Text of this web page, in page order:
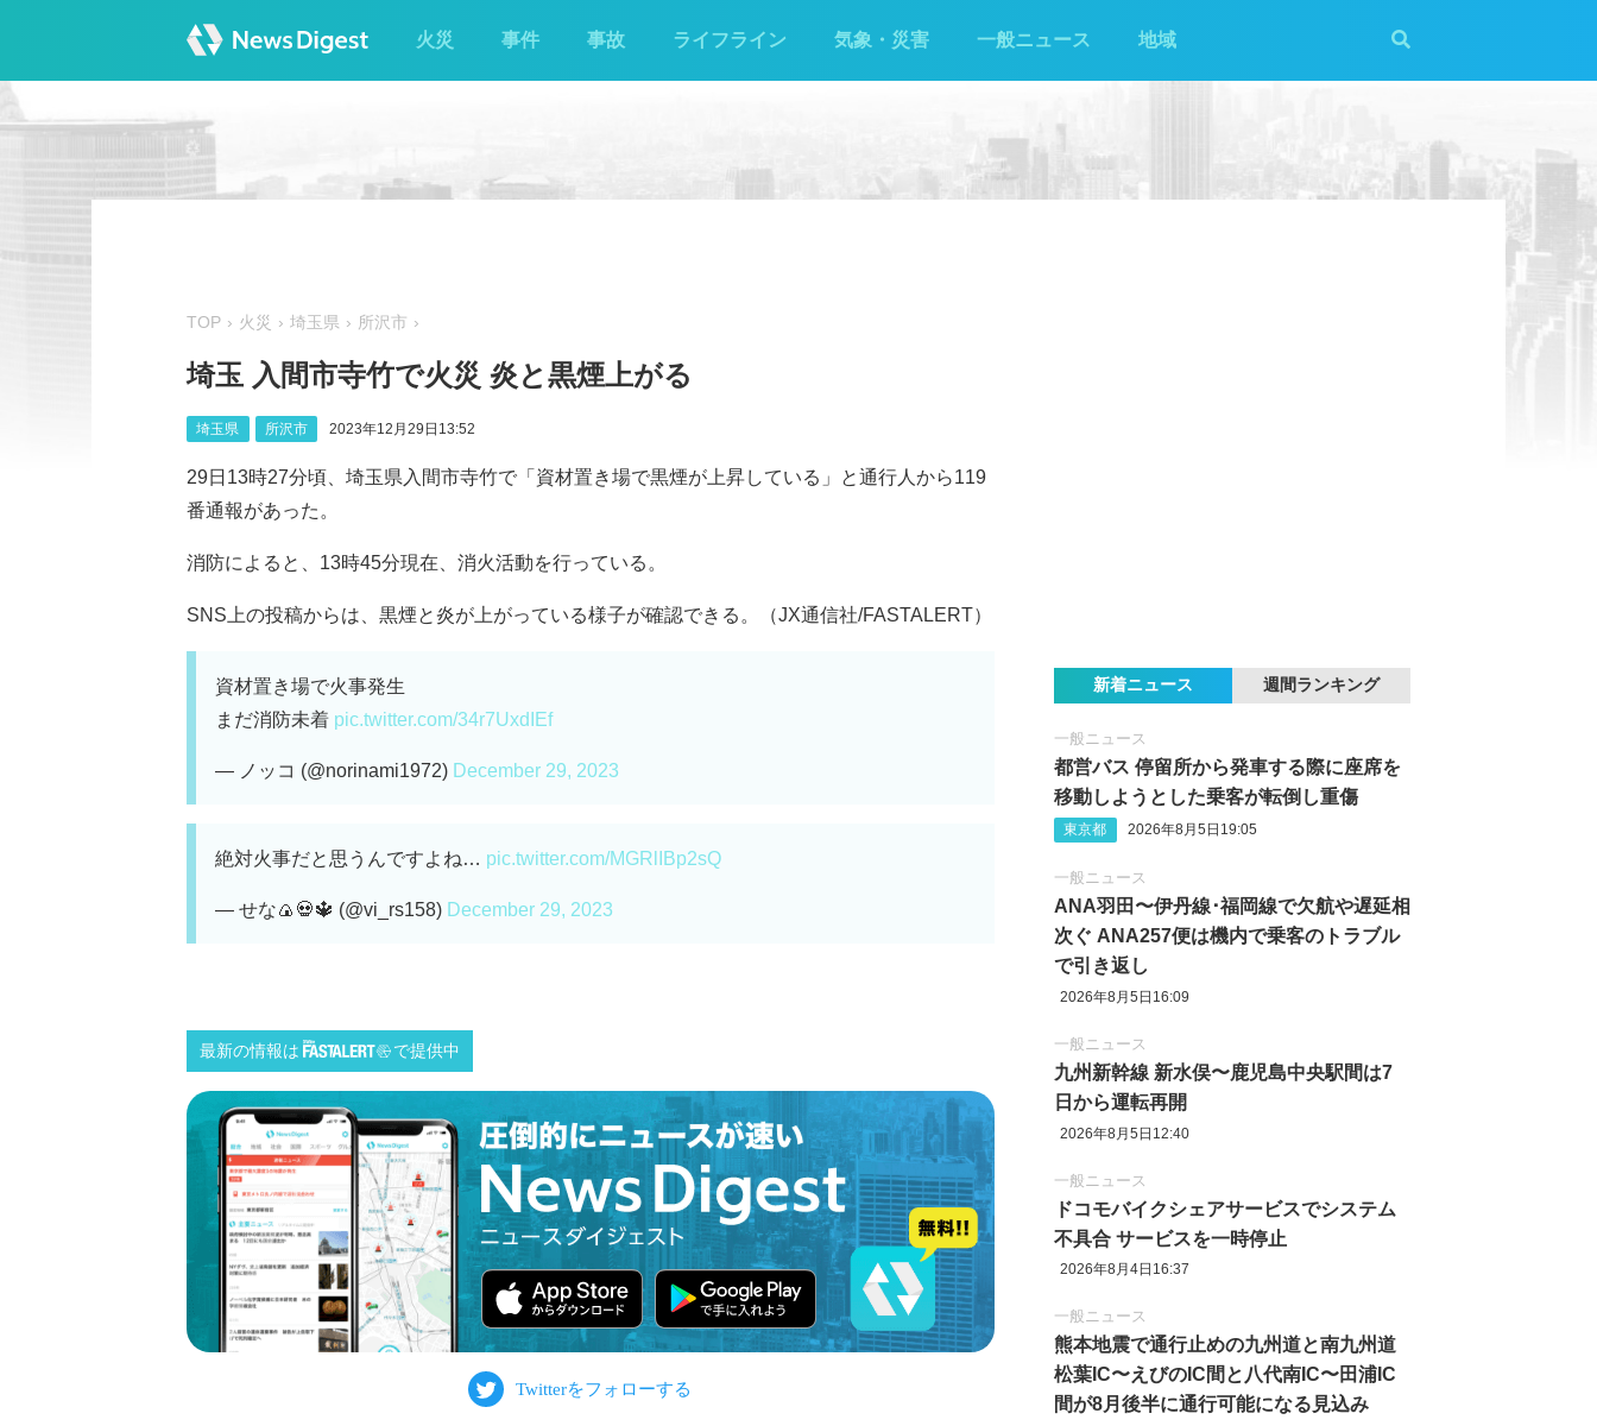
火災 事件 事故 ライフライン 気象・災害 一般ニュース 地域
TOP 火災 埼玉県 所沢市
埼玉 入間市寺竹で火災 炎と黒煙上がる
埼玉県 所沢市 2023年12月29日13:52
29日13時27分頃、埼玉県入間市寺竹で「資材置き場で黒煙が上昇している」と通行人から119
番通報があった。
消防によると、13時45分現在、消火活動を行っている。
SNS上の投稿からは、黒煙と炎が上がっている様子が確認できる。（JX通信社/FASTALERT）
資材置き場で火事発生
まだ消防未着 pic.twitter.com/34r7UxdIEf
— ノッコ (@norinami1972) December 29, 2023
絶対火事だと思うんですよね… pic.twitter.com/MGRlIBp2sQ
— せな🍙💀🔱 (@vi_rs158) December 29, 2023
最新の情報は で提供中
新着ニュース 週間ランキング
一般ニュース
都営バス 停留所から発車する際に座席を
移動しようとした乗客が転倒し重傷
東京都 2026年8月5日19:05
一般ニュース
ANA羽田〜伊丹線･福岡線で欠航や遅延相
次ぐ ANA257便は機内で乗客のトラブル
で引き返し
2026年8月5日16:09
一般ニュース
九州新幹線 新水俣〜鹿児島中央駅間は7
日から運転再開
2026年8月5日12:40
一般ニュース
ドコモバイクシェアサービスでシステム
不具合 サービスを一時停止
2026年8月4日16:37
一般ニュース
熊本地震で通行止めの九州道と南九州道
松葉IC〜えびのIC間と八代南IC〜田浦IC
間が8月後半に通行可能になる見込み